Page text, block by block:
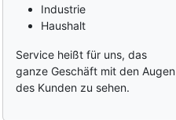
Industrie
Haushalt
Service heißt für uns, das
ganze Geschäft mit den Augen
des Kunden zu sehen.